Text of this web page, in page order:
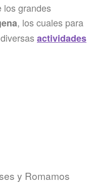
los grandes
, los cuales para
actividades
y Romamos